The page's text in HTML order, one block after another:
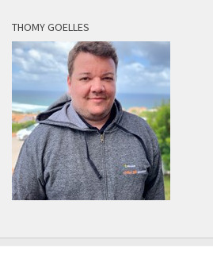
THOMY GOELLES